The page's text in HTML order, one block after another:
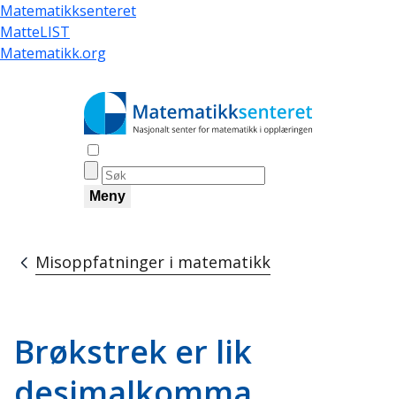
Hopp
til
hovedinnhold
Matematikksenteret
MatteLIST
Matematikk.org
Meny
Navigasjonssti
Misoppfatninger i matematikk
Brøkstrek er lik